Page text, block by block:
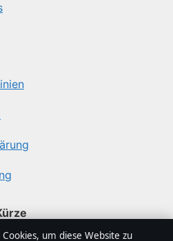
um diese Website zu